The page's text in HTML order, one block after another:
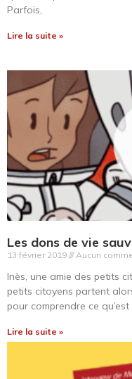
Parfois,
Lire la suite »
Les dons de vie
13 février 2019 Aucun
Inès, une amie des petits
petits citoyens partent
pour comprendre ce qu’est
Lire la suite »